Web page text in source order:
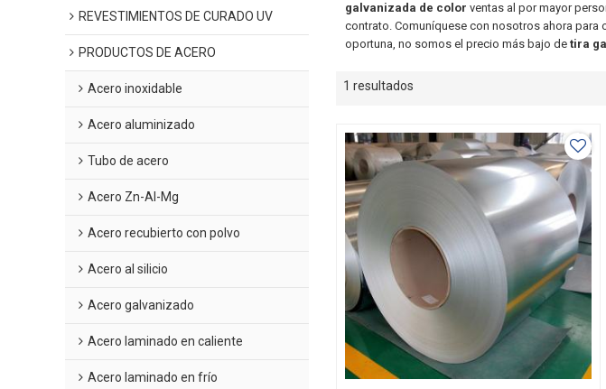
REVESTIMIENTOS DE CURADO UV
PRODUCTOS DE ACERO
Acero inoxidable
Acero aluminizado
Tubo de acero
Acero Zn-Al-Mg
Acero recubierto con polvo
Acero al silicio
Acero galvanizado
Acero laminado en caliente
Acero laminado en frío
galvanizada de color ventas al por mayor
contrato. Comuníquese con nosotros ahora para
oportuna, no somos el precio más bajo de tira
1 resultados